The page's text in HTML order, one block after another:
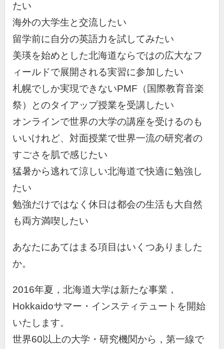
たい
海外の大学生と交流したい
留学前に自分の英語力を試してみたい
美瑛を始めとした北海道ならではの広大なフ
ィールドで展開される実習に参加したい
札幌でしか実現できないPMF（国際教育音楽
祭）とのタイアップ授業を受講したい
オンラインで世界の大学の講座を受けるのも
いいけれど、対面授業で世界一流の研究者の
すごさを肌で感じたい
猛暑から逃れて涼しい北海道で快適に勉強し
たい
勉強だけではなく休日は都会の生活も大自然
も両方満喫したい
あなたにあてはまる項目はいくつありました
か。
2016年夏，北海道大学は新たな事業，
Hokkaidoサマー・インスティテュートを開始
いたします。
世界60以上の大学・研究機関から，第一線で